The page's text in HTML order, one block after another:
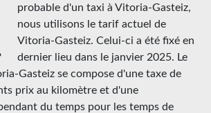
probable d'un taxi à Vitoria-Gasteiz,
nous utilisons le tarif actuel de
Vitoria-Gasteiz. Celui-ci a été fixé en
dernier lieu dans le janvier 2025. Le
Gasteiz se compose d'une taxe de
prix au kilomètre et d'une
du temps pour les temps de